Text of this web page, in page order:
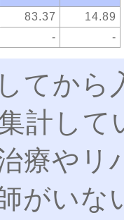
83.37 14.89
- -
てか
計して
療や
がいな